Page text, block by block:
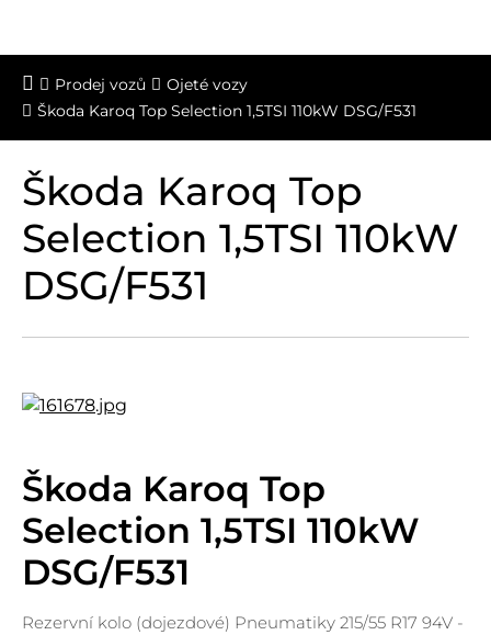
Prodej vozů
Ojeté vozy
Škoda Karoq Top Selection 1,5TSI 110kW DSG/F531
Škoda Karoq Top
Selection 1,5TSI 110kW
DSG/F531
Škoda Karoq Top
Selection 1,5TSI 110kW
DSG/F531
Rezervní kolo (dojezdové) Pneumatiky 215/55 R17 94V -